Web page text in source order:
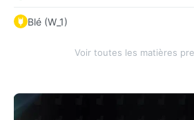
Blé (W_1)
Voir toutes les matières